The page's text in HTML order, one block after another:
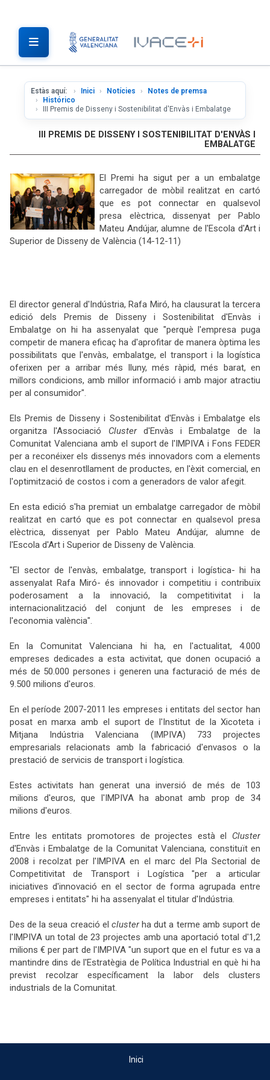
Estàs aquí: Inici Notícies
Notes de premsa
Histórico
III Premis de Disseny i Sostenibilitat d'Envàs i Embalatge
III PREMIS DE DISSENY I SOSTENIBILITAT D'ENVÀS I
EMBALATGE
El Premi ha sigut per a un embalatge
carregador de mòbil realitzat en cartó
que es pot connectar en qualsevol
presa elèctrica, dissenyat per Pablo
Mateu Andújar, alumne de l'Escola d'Art i
Superior de Disseny de València (14-12-11)
El director general d'Indústria, Rafa Miró, ha clausurat la tercera
edició dels Premis de Disseny i Sostenibilitat d'Envàs i
Embalatge on hi ha assenyalat que "perquè l'empresa puga
competir de manera eficaç ha d'aprofitar de manera òptima les
possibilitats que l'envàs, embalatge, el transport i la logística
oferixen per a arribar més lluny, més ràpid, més barat, en
millors condicions, amb millor informació i amb major atractiu
per al consumidor".
Els Premis de Disseny i Sostenibilitat d'Envàs i Embalatge els
organitza l'Associació Clusterd'Envàs i Embalatge de la
Comunitat Valenciana amb el suport de l'IMPIVA i Fons FEDER
per a reconéixer els dissenys més innovadors com a elements
clau en el desenrotllament de productes, en l'èxit comercial, en
l'optimització de costos i com a generadors de valor afegit.
En esta edició s'ha premiat un embalatge carregador de mòbil
realitzat en cartó que es pot connectar en qualsevol presa
elèctrica, dissenyat per Pablo Mateu Andújar, alumne de
l'Escola d'Art i Superior de Disseny de València.
"El sector de l'envàs, embalatge, transport i logística- hi ha
assenyalat Rafa Miró- és innovador i competitiu i contribuïx
poderosament a la innovació, la competitivitat i la
internacionalització del conjunt de les empreses i de
l'economia valència".
En la Comunitat Valenciana hi ha, en l'actualitat, 4.000
empreses dedicades a esta activitat, que donen ocupació a
més de 50.000 persones i generen una facturació de més de
9.500 milions d'euros.
En el període 2007-2011 les empreses i entitats del sector han
posat en marxa amb el suport de l'Institut de la Xicoteta i
Mitjana Indústria Valenciana (IMPIVA) 733 projectes
empresarials relacionats amb la fabricació d'envasos o la
prestació de servicis de transport i logística.
Estes activitats han generat una inversió de més de 103
milions d'euros, que l'IMPIVA ha abonat amb prop de 34
milions d'euros.
Entre les entitats promotores de projectes està el Cluster
d'Envàs i Embalatge de la Comunitat Valenciana, constituït en
2008 i recolzat per l'IMPIVA en el marc del Pla Sectorial de
Competitivitat de Transport i Logística "per a articular
iniciatives d'innovació en el sector de forma agrupada entre
empreses i entitats" hi ha assenyalat el titular d'Indústria.
Des de la seua creació el clusterha dut a terme amb suport de
l'IMPIVA un total de 23 projectes amb una aportació total d'1,2
milions € per part de l'IMPIVA "un suport que en el futur es va a
mantindre dins de l'Estratègia de Política Industrial en què hi ha
previst recolzar específicament la labor dels clusters
industrials de la Comunitat.
Inici